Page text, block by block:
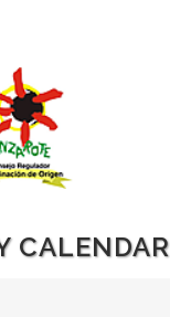
CALENDAR